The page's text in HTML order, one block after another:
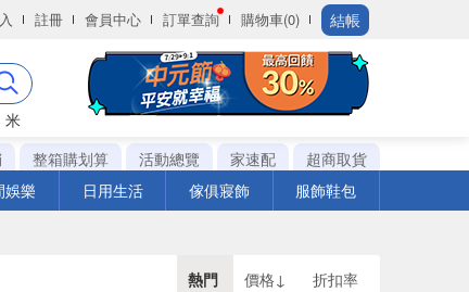
註冊 會員中心 訂單查詢 購物車(0) 結帳
米
整箱購划算 活動總覽 家速配
超商取貨
娛樂 日用生活 傢俱寢飾 服飾鞋包
熱門 價格↓ 折扣率